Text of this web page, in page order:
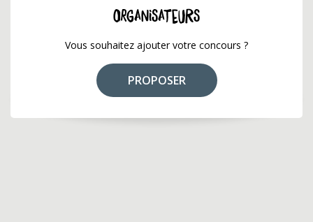
ORGANISATEURS
Vous souhaitez ajouter votre concours ?
PROPOSER